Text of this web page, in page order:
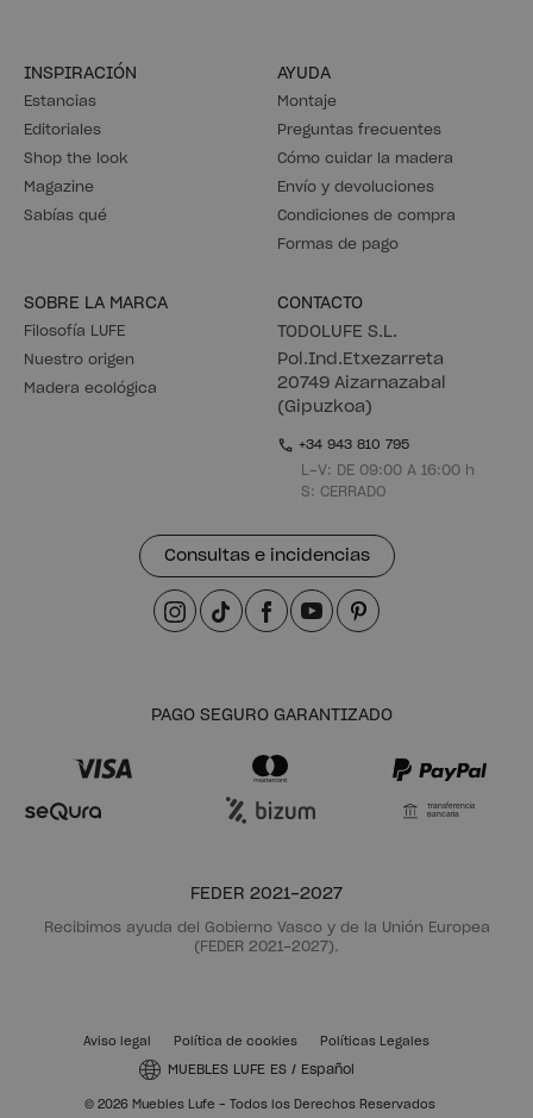
INSPIRACIÓN
Estancias
Editoriales
Shop the look
Magazine
Sabías qué
AYUDA
Montaje
Preguntas frecuentes
Cómo cuidar la madera
Envío y devoluciones
Condiciones de compra
Formas de pago
SOBRE LA MARCA
Filosofía LUFE
Nuestro origen
Madera ecológica
CONTACTO
TODOLUFE S.L.
Pol.Ind.Etxezarreta
20749 Aizarnazabal
(Gipuzkoa)
+34 943 810 795
L-V: DE 09:00 A 16:00 h
S: CERRADO
Consultas e incidencias
PAGO SEGURO GARANTIZADO
Transferencia
Bancaria
FEDER 2021-2027
Recibimos ayuda del Gobierno Vasco y de la Unión Europea
(FEDER 2021-2027).
© 2026 Muebles Lufe - Todos los Derechos Reservados
Aviso legal Política de cookies Políticas Legales
MUEBLES LUFE ES / Español